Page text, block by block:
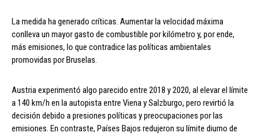
La medida ha generado críticas. Aumentar la velocidad máxima
conlleva un mayor gasto de combustible por kilómetro y, por ende,
más emisiones, lo que contradice las políticas ambientales
promovidas por Bruselas.
Austria experimentó algo parecido entre 2018 y 2020, al elevar el límite
a 140 km/h en la autopista entre Viena y Salzburgo, pero revirtió la
decisión debido a presiones políticas y preocupaciones por las
emisiones. En contraste, Países Bajos redujeron su límite diurno de